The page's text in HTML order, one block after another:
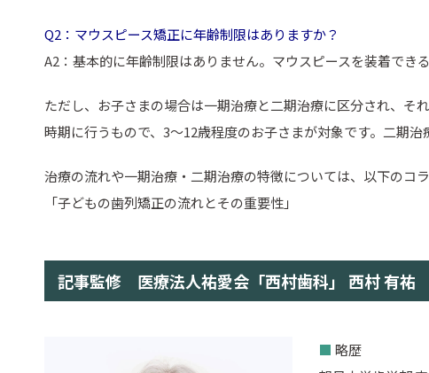
Q2：マウスピース矯正に年齢制限はありますか？
A2：基本的に年齢制限はありません。マウスピースを装着でき
ただし、お子さまの場合は一期治療と二期治療に区分され、そ
時期に行うもので、3〜12歳程度のお子さまが対象です。二期
治療の流れや一期治療・二期治療の特徴については、以下のコ
「子どもの歯列矯正の流れとその重要性」
記事監修 医療法人祐愛会「西村歯科」 西村 有祐
■ 略歴